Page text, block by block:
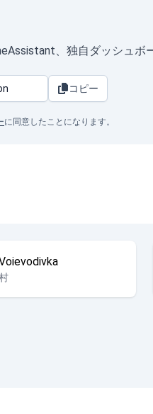
、独自ダッシュボ
コピー
に同意したことになります。